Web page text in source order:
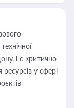
і є критично
у сфері